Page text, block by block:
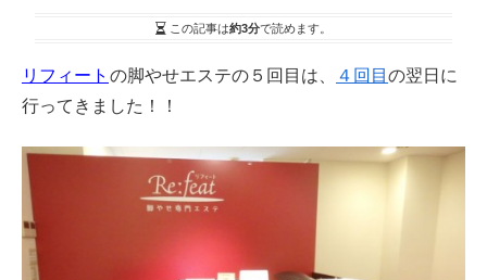
この記事は約3分で読めます。
リフィート の脚やせエステの５回目は、 ４回目 の翌日に
行ってきました！！